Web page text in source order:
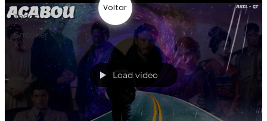
Todos
Snooker
X
Load video
Voltar